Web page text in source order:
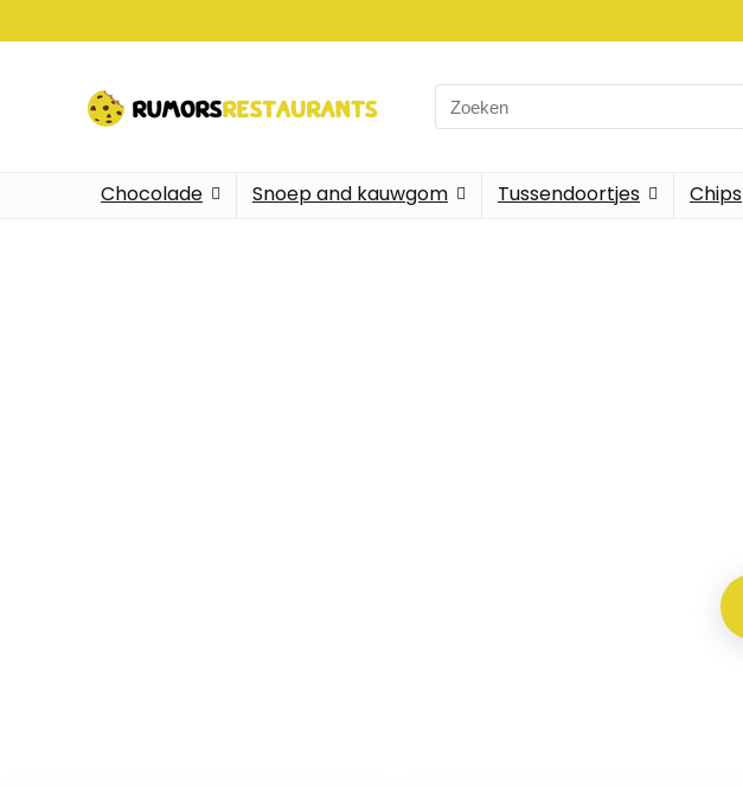
Chocolade Snoep and kauwgom Tussendoortjes Chips